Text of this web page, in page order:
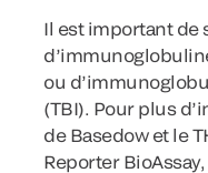
Il est important de
ou
(TBI). Pour plus
de Basedow et le
Reporter